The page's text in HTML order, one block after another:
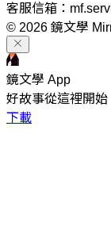
客服信箱：
© 2026 鏡文學
鏡文學 App
好故事從這裡開始
下載